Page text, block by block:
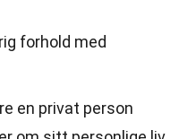
forhold med
en privat person